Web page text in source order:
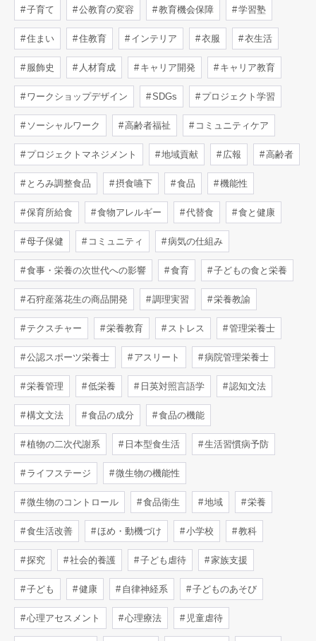
子育て 公教育の変容 教育機会保障 学習塾
住まい 住教育 インテリア 衣服 衣生活
服飾史 人材育成 キャリア開発 キャリア教育
ワークショップデザイン SDGs プロジェクト学習
ソーシャルワーク 高齢者福祉 コミュニティケア
プロジェクトマネジメント 地域貢献 広報 高齢者
とろみ調整食品 摂食嚥下 食品 機能性
保育所給食 食物アレルギー 代替食 食と健康
母子保健 コミュニティ 病気の仕組み
食事・栄養の次世代への影響 食育 子どもの食と栄養
石狩産落花生の商品開発 調理実習 栄養教諭
テクスチャー 栄養教育 ストレス 管理栄養士
公認スポーツ栄養士 アスリート 病院管理栄養士
栄養管理 低栄養 日英対照言語学 認知文法
構文文法 食品の成分 食品の機能
植物の二次代謝系 日本型食生活 生活習慣病予防
ライフステージ 微生物の機能性
微生物のコントロール 食品衛生 地域 栄養
食生活改善 ほめ・動機づけ 小学校 教科
探究 社会的養護 子ども虐待 家族支援
子ども 健康 自律神経系 子どものあそび
心理アセスメント 心理療法 児童虐待